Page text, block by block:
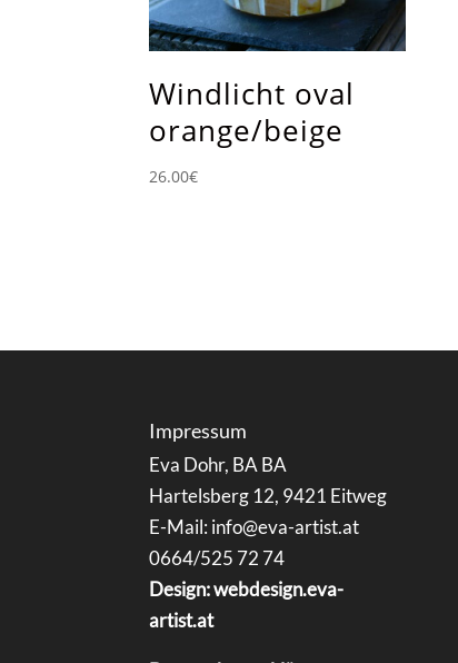
Windlicht oval
orange/beige
26.00€
Impressum
Eva Dohr, BA BA
Hartelsberg 12, 9421 Eitweg
E-Mail: info@eva-artist.at
0664/525 72 74
Design: webdesign.eva-
artist.at